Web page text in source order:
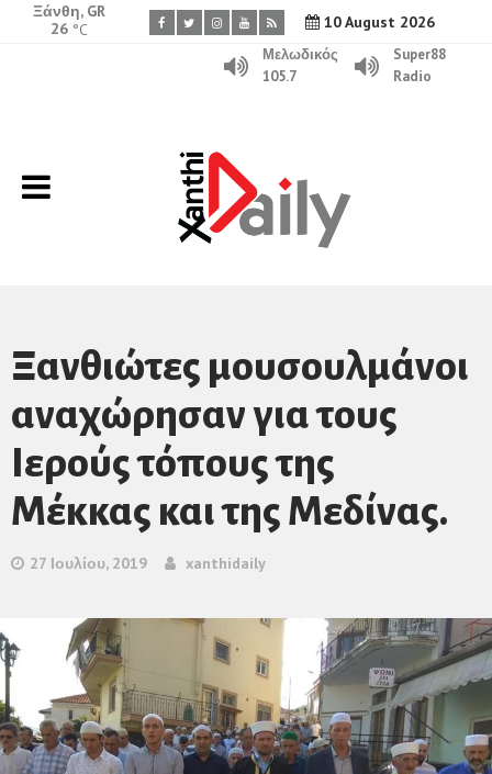
10 August 2026
Ξάνθη, GR
26 °C
Μελωδικός
105.7
Super88
Radio
Ξανθιώτες μουσουλμάνοι
αναχώρησαν για τους
Ιερούς τόπους της
Μέκκας και της Μεδίνας.
27 Ιουλίου, 2019 xanthidaily